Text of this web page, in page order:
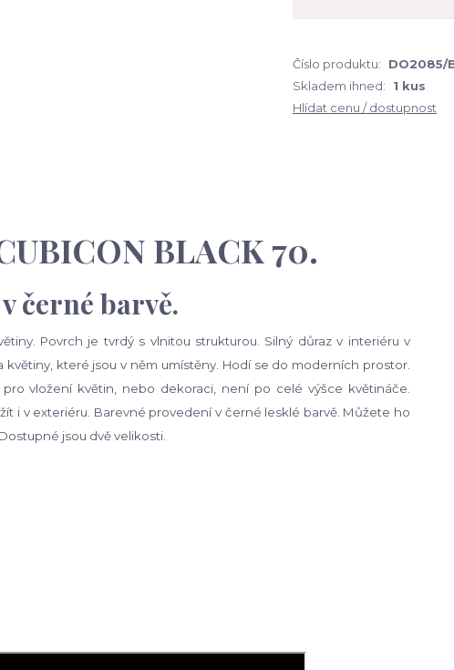
Číslo produktu: DO2085/
Skladem ihned:
1 kus
Hlídat cenu / dostupnost
BLACK 70.
černé barvě.
Povrch je tvrdý s vlnitou strukturou. Silný důraz v interiéru v
květiny, které jsou v něm umístěny. Hodí se do moderních prostor.
vložení květin, nebo dekoraci, není po celé výšce květináče.
i v exteriéru. Barevné provedení v černé lesklé barvě. Můžete ho
jsou dvě velikosti.